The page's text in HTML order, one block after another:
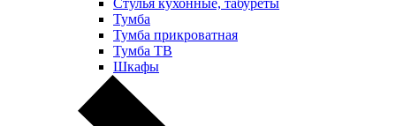
Тумба
Тумба прикроватная
Тумба ТВ
Шкафы